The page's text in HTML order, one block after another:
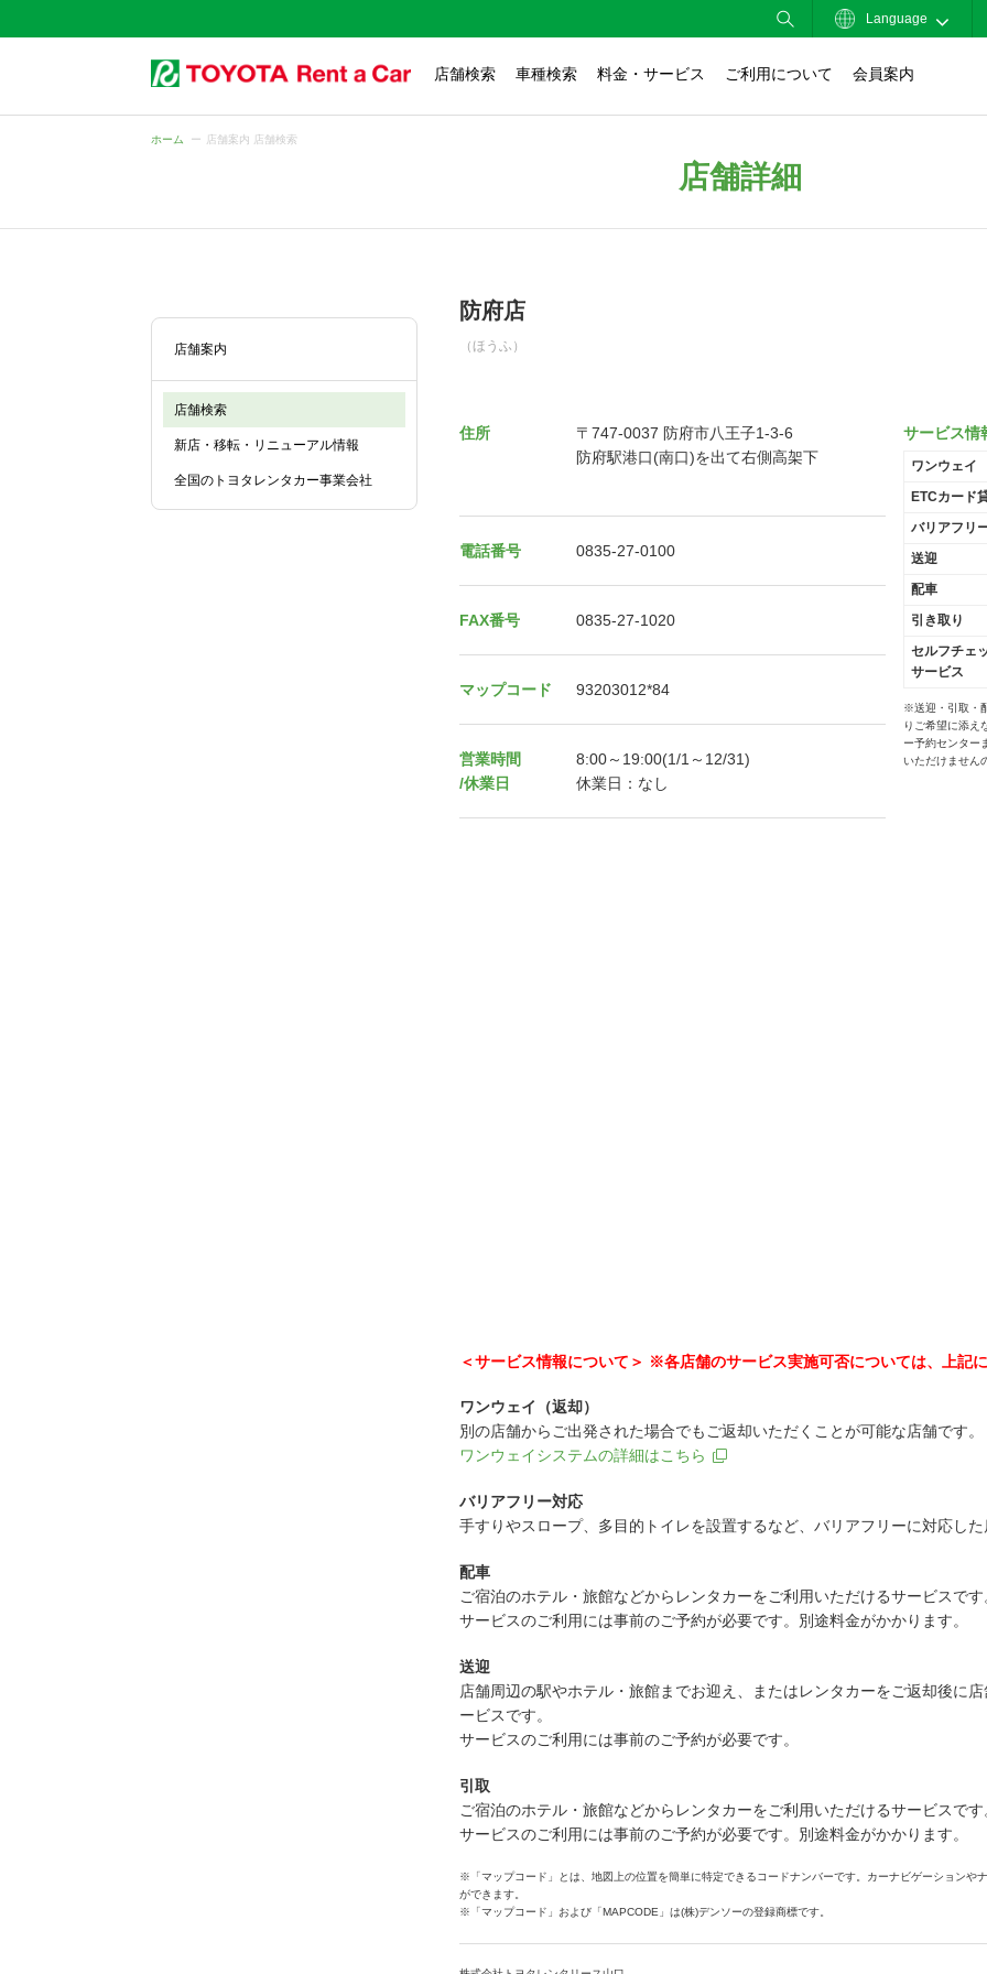
Language
店舗検索 車種検索 料金・サービス ご利用について 会員案内
ホーム 店舗案内 店舗検索
店舗詳細
店舗案内
店舗検索
新店・移転・リニューアル情報
全国のトヨタレンタカー事業会社
防府店
（ほうふ）
住所
〒747-0037 防府市八王子1-3-6
防府駅港口(南口)を出て右側高架下
電話番号 0835-27-0100
FAX番号 0835-27-1020
マップコード 93203012*84
営業時間
/休業日
8:00～19:00(1/1～12/31)
休業日：なし
サービス情
ワンウェイ
ETCカード
バリアフリ
送迎
配車
引き取り
セルフチェ
サービス
※送迎・引取・
りご希望に添え
ー予約センター
いただけません
＜サービス情報について＞ ※各店舗のサービス実施可否については、上記
ワンウェイ（返却）
別の店舗からご出発された場合でもご返却いただくことが可能な店舗です。
ワンウェイシステムの詳細はこちら
バリアフリー対応
手すりやスロープ、多目的トイレを設置するなど、バリアフリーに対応した
配車
ご宿泊のホテル・旅館などからレンタカーをご利用いただけるサービスです
サービスのご利用には事前のご予約が必要です。別途料金がかかります。
送迎
店舗周辺の駅やホテル・旅館までお迎え、またはレンタカーをご返却後に
ービスです。
サービスのご利用には事前のご予約が必要です。
引取
ご宿泊のホテル・旅館などからレンタカーをご利用いただけるサービスです
サービスのご利用には事前のご予約が必要です。別途料金がかかります。
※「マップコード」とは、地図上の位置を簡単に特定できるコードナンバーです。カーナビゲーションや
ができます。
※「マップコード」および「MAPCODE」は(株)デンソーの登録商標です。